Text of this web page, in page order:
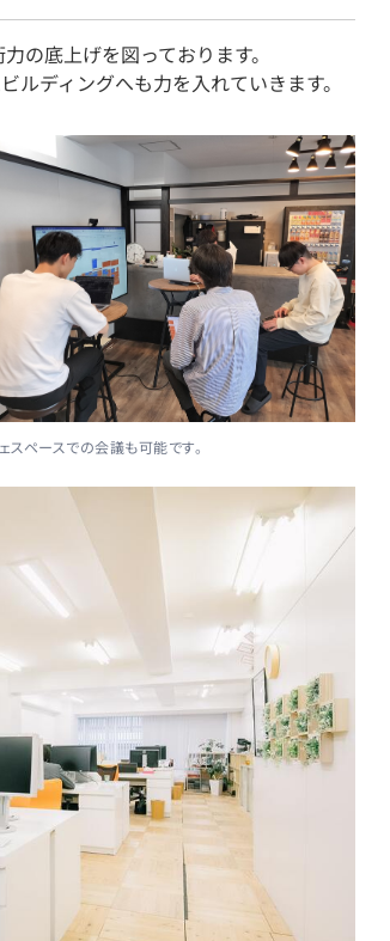
の底上げを図っております。
ディングへも力を入れていきます。
スペースでの会議も可能です。